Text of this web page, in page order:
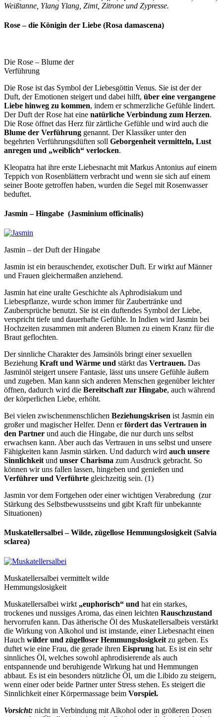
Weißtanne, Ylang Ylang, Zimt, Zitrone und Zypresse.
Rose – die Königin der Liebe (Rosa damascena)
Die Rose – Blume der
Verführung
Die Rose ist das Symbol der Liebesgöttin Venus. Sie ist der der
Duft, der Emotionen steigert und dabei hilft, über eine vergangene
Liebe hinweg zu kommen, indem er schmerzliche Gefühle lindert.
Der Duft der Rose hat eine natürliche Verbindung zum Herzen.
Die Rose öffnet das Herz für zärtliche Gefühle und wird auch die
Blume der Verführung genannt. Der Klassiker unter den
begehrten Verführungsdüften soll Geborgenheit vermitteln, Lust
anregen und „weiblich“ verlocken.
Kleopatra hat ihre erste Liebesnacht mit Markus Antonius auf einem
Teppich von Rosenblättern verbracht und wenn sie sich auf einem
seiner Boote getroffen haben, wurden die Segel mit Rosenwasser
beduftet.
Jasmin – Hingabe (Jasminium officinalis)
Jasmin – der Duft der Hingabe
Jasmin ist ein berauschender, exotischer Duft. Er wirkt auf Männer
und Frauen gleichermaßen anziehend.
Jasmin hat eine uralte Geschichte als Aphrodisiakum und
Liebespflanze, wurde schon immer für Zaubertränke und
Zaubersprüche benutzt. Sie ist ein duftendes Symbol der Liebe,
verspricht tiefe und dauerhafte Gefühle. In Indien wird Jasmin bei
Hochzeiten zusammen mit anderen Blumen zu einem Kranz für die
Braut geflochten.
Der sinnliche Charakter des Jamsinöls bringt einer sexuellen
Beziehung Kraft und Wärme und stärkt das Vertrauen. Das
Jasminöl steigert unsere Fantasie, lässt uns unsere Gefühle äußern
und zugeben. Man kann sich anderen Menschen gegenüber leichter
öffnen, dadurch wird die Bereitschaft zur Hingabe, auch während
der körperlichen Liebe, erhöht.
Bei vielen zwischenmenschlichen Beziehungskrisen ist Jasmin ein
großer und magischer Helfer. Denn erfördert das Vertrauen in
den Partner und auch die Hingabe, die nur durch uns selbst
erwachsen kann. Aber auch das Vertrauen in uns selbst und unsere
Fähigkeiten kann Jasmin stärken. Und dadurch wird auch unsere
Sinnlichkeit und unser Charisma zum Ausdruck gebracht. So
können wir uns fallen lassen, hingeben und genießen und
Verführer und Verführte gleichzeitig sein. (1)
Jasmin vor dem Fortgehen oder einer wichtigen Verabredung (zur
Stärkung des Selbstbewusstseins und gibt Kraft für unbekannte
Situationen)
Muskatellersalbei – Wilde, zügellose Hemmungslosigkeit (Salvia
sclarea)
Muskatellersalbei vermittelt wilde
Hemmungslosigkeit
Muskatellersalbei wirkt „euphorisch“ und hat ein starkes,
trockenes und nussiges Aroma, das einen leichten Rauschzustand
hervorrufen kann. Das ätherische Öl des Muskatellersalbeis verstärkt
die Wirkung von Alkohol und ist imstande, einer Liebesnacht einen
Hauch wilder und zügelloser Hemmungslosigkeit zu geben. Es
duftet wie eine Frau, die gerade ihren Eisprung hat. Es ist ein sehr
sinnliches Öl, welches sowohl aphrodisierende als auch
entspannende und beruhigende Wirkung hat und Hemmungen
abbaut. Es ist ein besonders nützliche Öl, um die Libido zu steigern,
wenn einer oder beide Partner unter Stress stehen. Es steigert die
Sinnlichkeit einer Körpermassage beim Vorspiel.
Vorsicht: nicht in Verbindung mit Alkohol oder in größeren Dosen